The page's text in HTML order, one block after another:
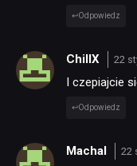
Odpowiedz
ChillX 22
I czepiajcie
Odpowiedz
Machal 22